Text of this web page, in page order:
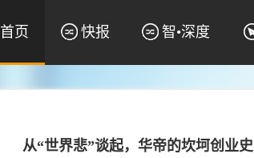
首页 快报 智•深度
从“世界悲”谈起，华帝的坎坷创业史